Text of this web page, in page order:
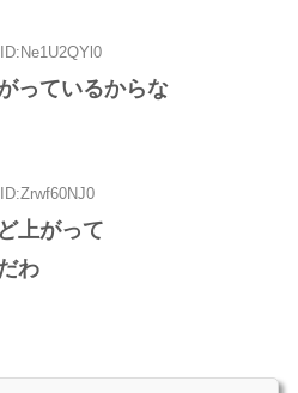
っているからな
上がって
わ